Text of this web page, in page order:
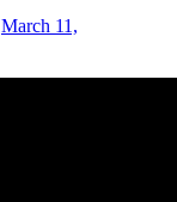
March 11,